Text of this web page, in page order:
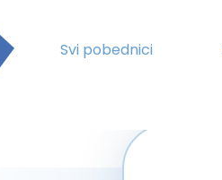
Svi pobednici